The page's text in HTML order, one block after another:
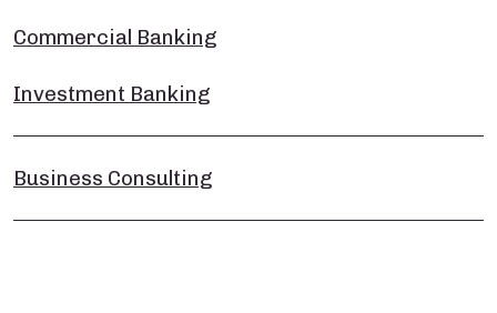
Commercial Banking
Investment Banking
Business Consulting